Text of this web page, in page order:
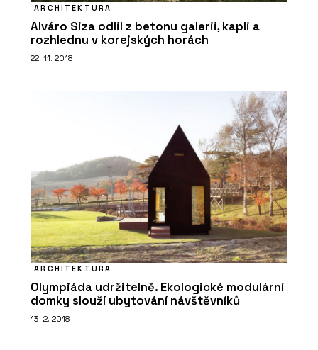
ARCHITEKTURA
Alváro Siza odlil z betonu galerii, kapli a
rozhlednu v korejských horách
22. 11. 2018
ARCHITEKTURA
Olympiáda udržitelně. Ekologické modulární
domky slouží ubytování návštěvníků
13. 2. 2018